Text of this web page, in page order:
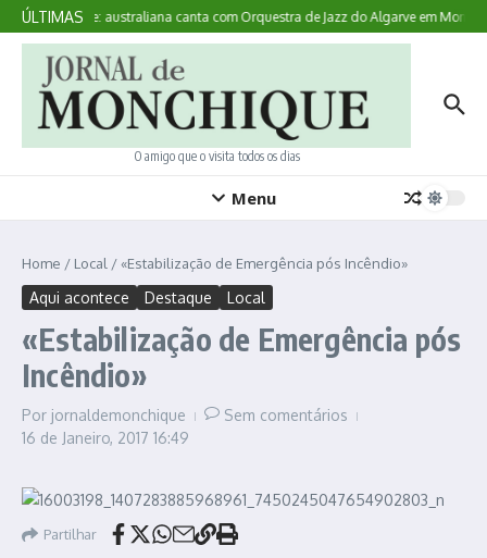
Ir para o conteúdo
ÚLTIMAS
Aqui Acontece: australiana canta com Orquestra de Jazz do Algarve em
O amigo que o visita todos os dias
Menu
Home / Local /«Estabilização de Emergência pós Incêndio»
Aqui acontece Destaque Local
«Estabilização de Emergência pós
Incêndio»
Por jornaldemonchique
Sem comentários
16 de Janeiro, 2017 16:49
Partilhar